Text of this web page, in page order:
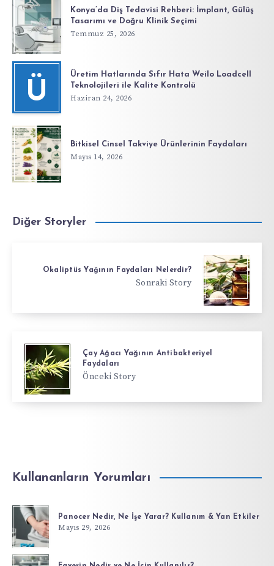
Konya’da Diş Tedavisi Rehberi: İmplant, Gülüş
Tasarımı ve Doğru Klinik Seçimi
Temmuz 25, 2026
Ü
Üretim Hatlarında Sıfır Hata Weilo Loadcell
Teknolojileri ile Kalite Kontrolü
Haziran 24, 2026
Bitkisel Cinsel Takviye Ürünlerinin Faydaları
Mayıs 14, 2026
Diğer Storyler
Okaliptüs Yağının Faydaları Nelerdir?
Sonraki Story
Çay Ağacı Yağının Antibakteriyel
Faydaları
Önceki Story
Kullananların Yorumları
Panocer Nedir, Ne İşe Yarar? Kullanım & Yan Etkiler
Mayıs 29, 2026